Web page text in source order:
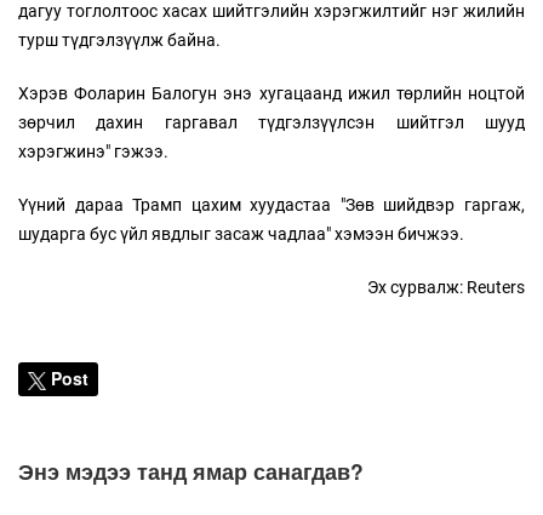
дагуу тоглолтоос хасах шийтгэлийн хэрэгжилтийг нэг жилийн
турш түдгэлзүүлж байна.
Хэрэв Фоларин Балогун энэ хугацаанд ижил төрлийн ноцтой
зөрчил дахин гаргавал түдгэлзүүлсэн шийтгэл шууд
хэрэгжинэ" гэжээ.
Үүний дараа Трамп цахим хуудастаа "Зөв шийдвэр гаргаж,
шударга бус үйл явдлыг засаж чадлаа" хэмээн бичжээ.
Эх сурвалж: Reuters
Post
Энэ мэдээ танд ямар санагдав?